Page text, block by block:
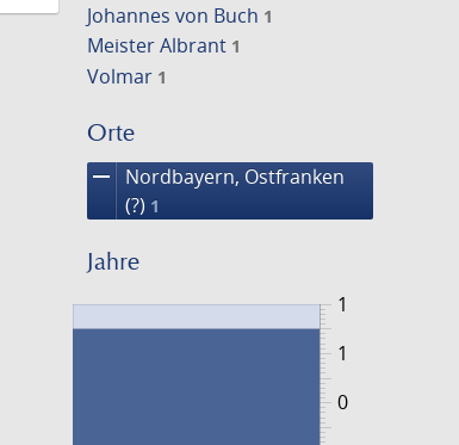
Johannes von Buch 1
Meister Albrant 1
Volmar 1
Orte
remove
Nordbayern, Ostfranken
(?) 1
Jahre
1
0
1